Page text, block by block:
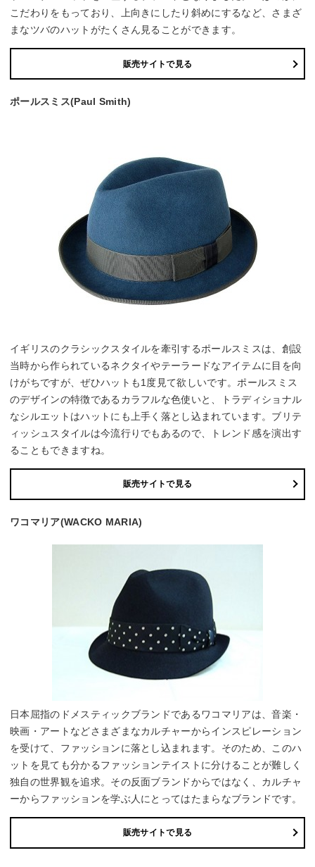
こだわりをもっており、上向きにしたり斜めにするなど、さまざ
まなツバのハットがたくさん見ることができます。
販売サイトで見る
ポールスミス(Paul Smith)
イギリスのクラシックスタイルを牽引するポールスミスは、創設
当時から作られているネクタイやテーラードなアイテムに目を向
けがちですが、ぜひハットも1度見て欲しいです。ポールスミス
のデザインの特徴であるカラフルな色使いと、トラディショナル
なシルエットはハットにも上手く落とし込まれています。ブリテ
ィッシュスタイルは今流行りでもあるので、トレンド感を演出す
ることもできますね。
販売サイトで見る
ワコマリア(WACKO MARIA)
日本屈指のドメスティックブランドであるワコマリアは、音楽・
映画・アートなどさまざまなカルチャーからインスピレーション
を受けて、ファッションに落とし込まれます。そのため、このハ
ットを見ても分かるファッションテイストに分けることが難しく
独自の世界観を追求。その反面ブランドからではなく、カルチャ
ーからファッションを学ぶ人にとってはたまらなブランドです。
販売サイトで見る